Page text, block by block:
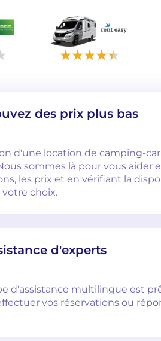
des prix plus bas
d'une location de camping-
sommes là pour vous aider
les prix et en vérifiant la
choix.
d'experts
d'assistance multilingue est
vos réservations ou